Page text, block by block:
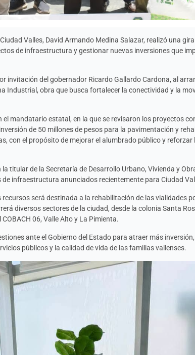
Valles, David Armando Medina Salazar, realizó una
de infraestructura y gestionar nuevas inversiones que
invitación del gobernador Ricardo Gallardo Cardona, al
Industrial, obra que busca fortalecer la conectividad y la
mandatario estatal, en la que se revisaron los proyectos
de 50 millones de pesos para la pavimentación y
con el propósito de mejorar el alumbrado público y
titular de la Secretaría de Desarrollo Urbano, Vivienda y
infraestructura anunciados recientemente para Ciudad
será destinada a la rehabilitación de las vialidades
diversos sectores de la ciudad, desde la colonia Santa
06, Valle Alto y La Pimienta.
ante el Gobierno del Estado para atraer más
públicos y la calidad de vida de las familias vallenses.